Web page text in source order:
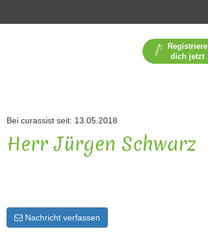
Registriere
dich jetzt
Bei curassist seit: 13.05.2018
Herr Jürgen Schwarz
Nachricht verfassen